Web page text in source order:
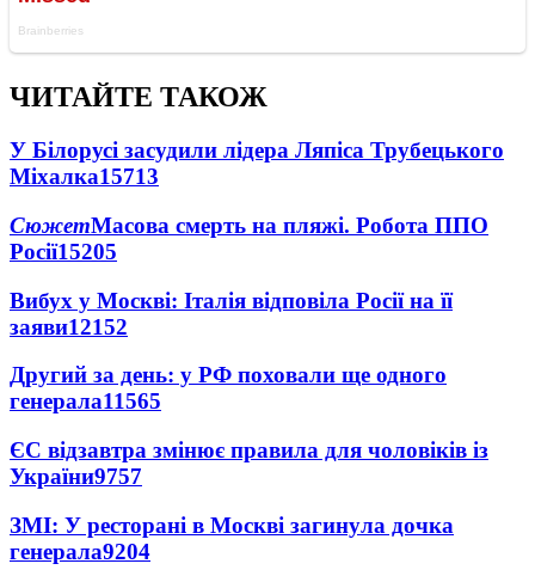
ЧИТАЙТЕ ТАКОЖ
У Білорусі засудили лідера Ляпіса Трубецького
Міхалка15713
СюжетМасова смерть на пляжі. Робота ППО
Росії15205
Вибух у Москві: Італія відповіла Росії на її
заяви12152
Другий за день: у РФ поховали ще одного
генерала11565
ЄС відзавтра змінює правила для чоловіків із
України9757
ЗМІ: У ресторані в Москві загинула дочка
генерала9204